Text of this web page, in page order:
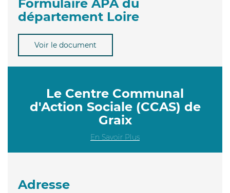
Formulaire APA du
département Loire
Voir le document
Le Centre Communal
d'Action Sociale (CCAS) de
Graix
En Savoir Plus
Adresse